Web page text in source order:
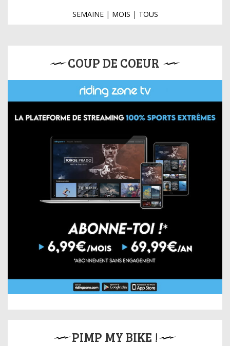
SEMAINE| MOIS | TOUS
COUP DE COEUR
PIMP MY BIKE !